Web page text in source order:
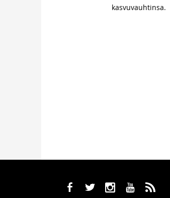
kasvuvauhtinsa.
b a x r ,